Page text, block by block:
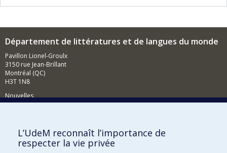
Département de littératures et de langues du monde
Pavillon Lionel-Groulx
3150 rue Jean-Brillant
Montréal (QC)
H3T 1N8
Nouvelles
Comment soutenir le Département?
BESOIN D'AIDE?
L’UdeM reconnaît l’importance de
respecter la vie privée